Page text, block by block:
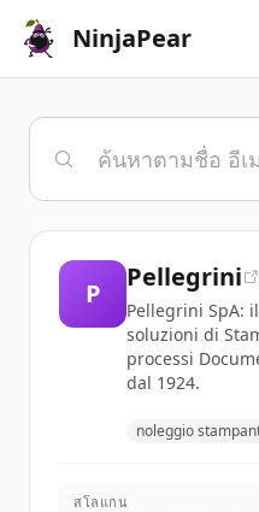
NinjaPear
P
Pellegrini
Pellegrini SpA:
soluzioni di
processi
dal 1924.
noleggio
สโลแกน